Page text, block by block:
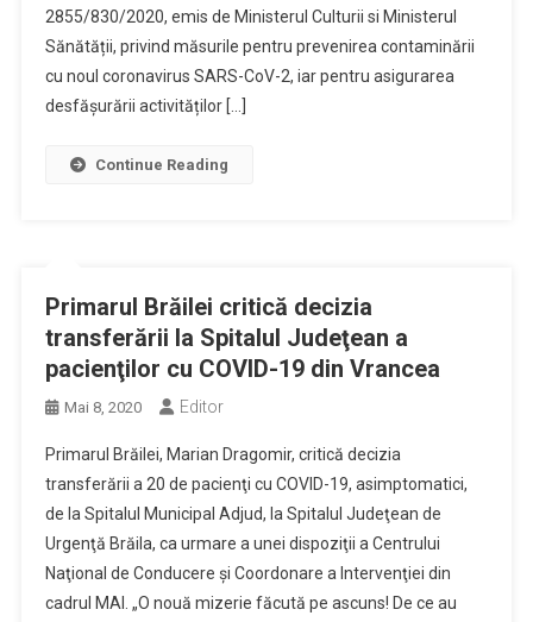
2855/830/2020, emis de Ministerul Culturii si Ministerul
Sănătății, privind măsurile pentru prevenirea contaminării
cu noul coronavirus SARS-CoV-2, iar pentru asigurarea
desfășurării activităților […]
Continue Reading
Primarul Brăilei critică decizia
transferării la Spitalul Judeţean a
pacienţilor cu COVID-19 din Vrancea
Mai 8, 2020 Editor
Primarul Brăilei, Marian Dragomir, critică decizia
transferării a 20 de pacienţi cu COVID-19, asimptomatici,
de la Spitalul Municipal Adjud, la Spitalul Judeţean de
Urgenţă Brăila, ca urmare a unei dispoziţii a Centrului
Naţional de Conducere şi Coordonare a Intervenţiei din
cadrul MAI. „O nouă mizerie făcută pe ascuns! De ce au